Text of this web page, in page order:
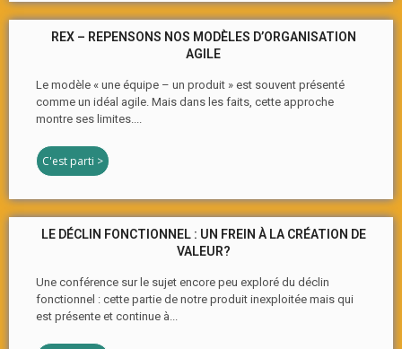
REX – REPENSONS NOS MODÈLES D’ORGANISATION
AGILE
Le modèle « une équipe – un produit » est souvent présenté
comme un idéal agile. Mais dans les faits, cette approche
montre ses limites....
C'est parti >
LE DÉCLIN FONCTIONNEL : UN FREIN À LA CRÉATION DE
VALEUR?
Une conférence sur le sujet encore peu exploré du déclin
fonctionnel : cette partie de notre produit inexploitée mais qui
est présente et continue à...